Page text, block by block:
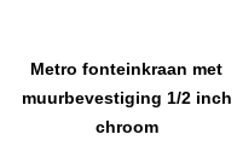
Metro fonteinkraan met
muurbevestiging 1/2 inch
chroom